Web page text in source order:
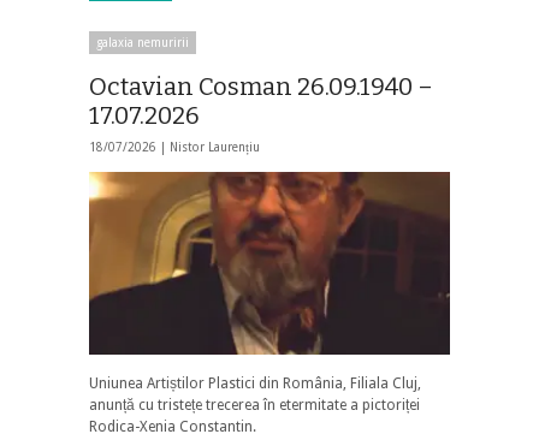
galaxia nemuririi
Octavian Cosman 26.09.1940 –
17.07.2026
18/07/2026 | Nistor Laurențiu
Uniunea Artiștilor Plastici din România, Filiala Cluj,
anunță cu tristețe trecerea în etermitate a pictoriței
Rodica-Xenia Constantin.